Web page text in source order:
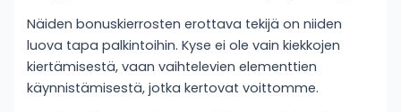
Näiden bonuskierrosten erottava tekijä on niiden
luova tapa palkintoihin. Kyse ei ole vain kiekkojen
kiertämisestä, vaan vaihtelevien elementtien
käynnistämisestä, jotka kertovat voittomme.